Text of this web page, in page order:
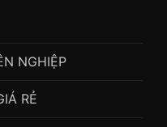
NGHIỆP
RẺ